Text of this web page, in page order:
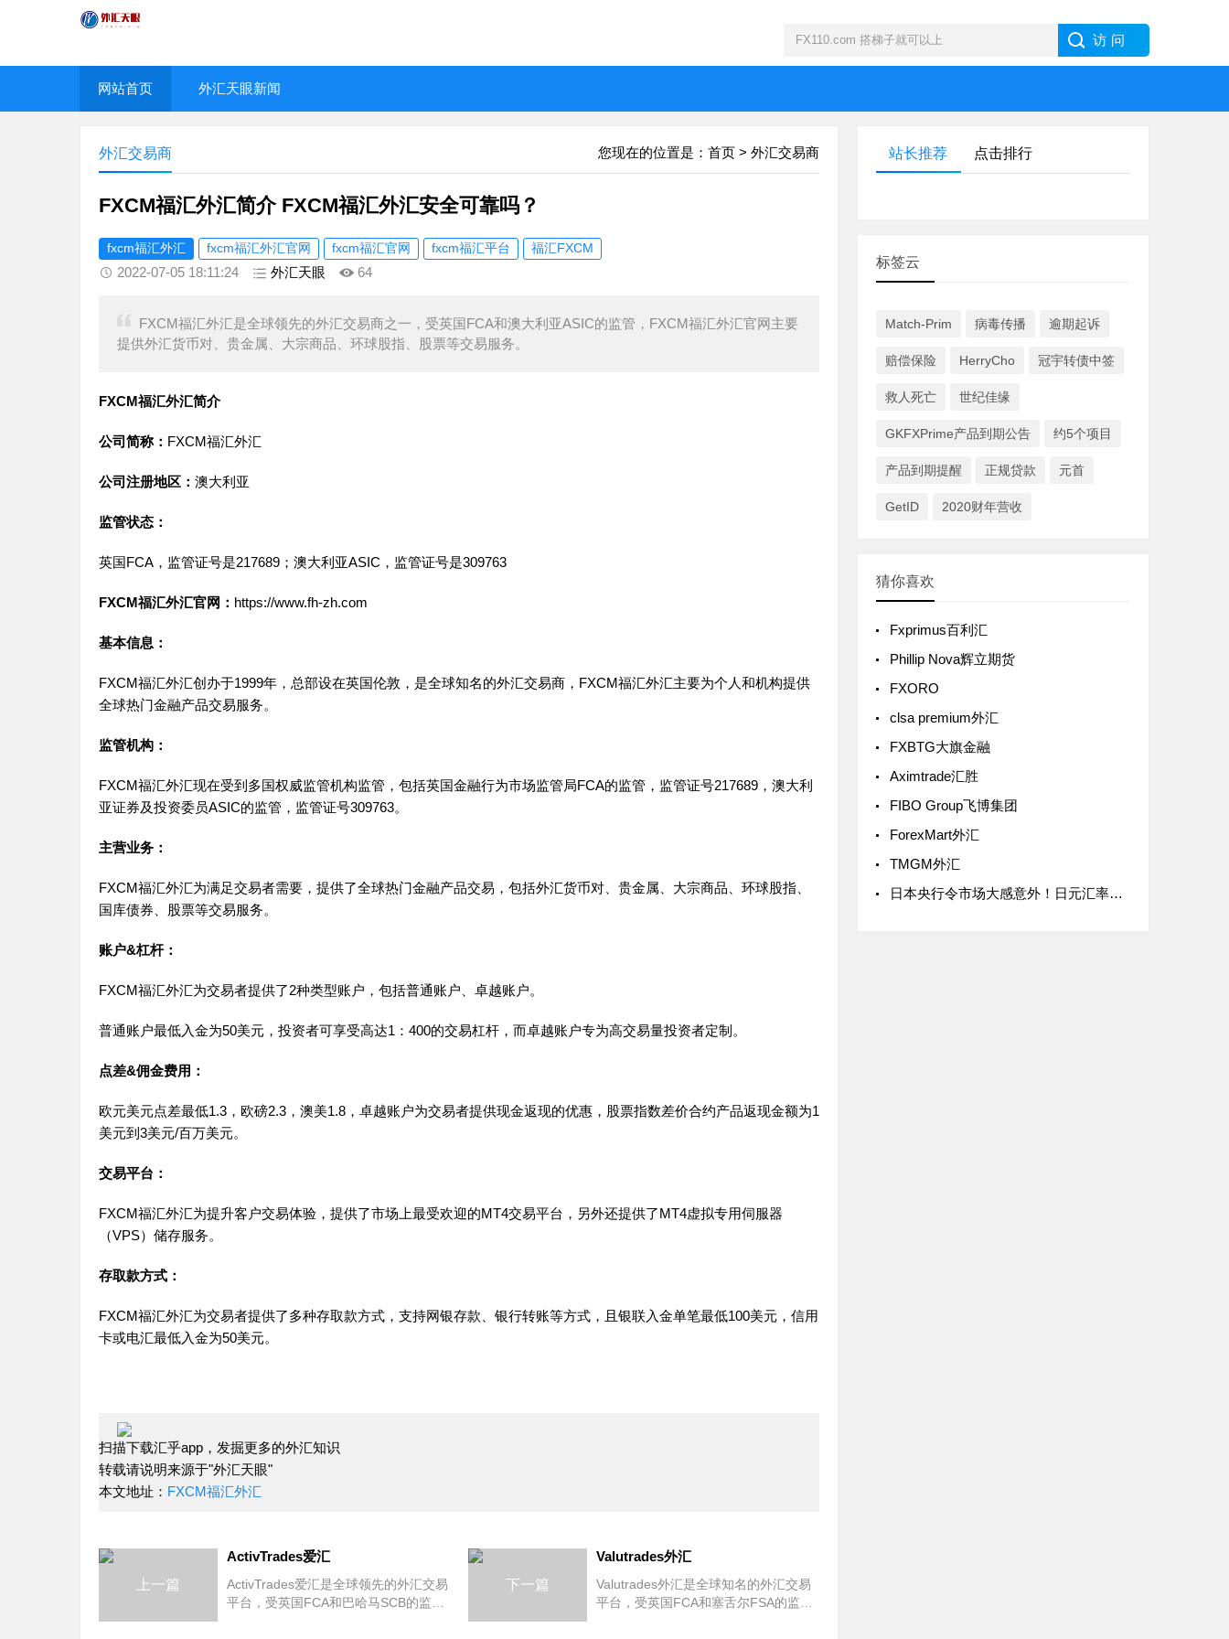
网站首页 外汇天眼新闻
您现在的位置是： 首页 > 外汇交易商
外汇交易商
FXCM福汇外汇简介 FXCM福汇外汇安全可靠吗？
fxcm福汇外汇 fxcm福汇外汇官网 fxcm福汇官网 fxcm福汇平台 福汇FXCM
2022-07-05 18:11:24 外汇天眼 64
FXCM福汇外汇是全球领先的外汇交易商之一，受英国FCA和澳大利亚ASIC的监管，FXCM福汇外汇官网主要
提供外汇货币对、贵金属、大宗商品、环球股指、股票等交易服务。
FXCM福汇外汇简介
公司简称： FXCM福汇外汇
公司注册地区： 澳大利亚
监管状态：
英国FCA，监管证号是217689；澳大利亚ASIC，监管证号是309763
FXCM福汇外汇官网： https://www.fh-zh.com
基本信息：
FXCM福汇外汇创办于1999年，总部设在英国伦敦，是全球知名的外汇交易商，FXCM福汇外汇主要为个人和机构提供
全球热门金融产品交易服务。
监管机构：
FXCM福汇外汇现在受到多国权威监管机构监管，包括英国金融行为市场监管局FCA的监管，监管证号217689，澳大利
亚证券及投资委员ASIC的监管，监管证号309763。
主营业务：
FXCM福汇外汇为满足交易者需要，提供了全球热门金融产品交易，包括外汇货币对、贵金属、大宗商品、环球股指、
国库债券、股票等交易服务。
账户&杠杆：
FXCM福汇外汇为交易者提供了2种类型账户，包括普通账户、卓越账户。
普通账户最低入金为50美元，投资者可享受高达1：400的交易杠杆，而卓越账户专为高交易量投资者定制。
点差&佣金费用：
欧元美元点差最低1.3，欧磅2.3，澳美1.8，卓越账户为交易者提供现金返现的优惠，股票指数差价合约产品返现金额为1
美元到3美元/百万美元。
交易平台：
FXCM福汇外汇为提升客户交易体验，提供了市场上最受欢迎的MT4交易平台，另外还提供了MT4虚拟专用伺服器
（VPS）储存服务。
存取款方式：
FXCM福汇外汇为交易者提供了多种存取款方式，支持网银存款、银行转账等方式，且银联入金单笔最低100美元，信用
卡或电汇最低入金为50美元。
扫描下载汇乎app，发掘更多的外汇知识
转载请说明来源于"外汇天眼"
本文地址： FXCM福汇外汇
上一篇
ActivTrades爱汇
ActivTrades爱汇是全球领先的外汇交易
平台，受英国FCA和巴哈马SCB的监
下一篇
Valutrades外汇
Valutrades外汇是全球知名的外汇交易
平台，受英国FCA和塞舌尔FSA的监
站长推荐 点击排行
标签云
Match-Prim 病毒传播 逾期起诉
赔偿保险 HerryCho 冠宇转债中签
救人死亡 世纪佳缘
GKFXPrime产品到期公告 约5个项目
产品到期提醒 正规贷款 元首
GetID 2020财年营收
猜你喜欢
Fxprimus百利汇
Phillip Nova辉立期货
FXORO
clsa premium外汇
FXBTG大旗金融
Aximtrade汇胜
FIBO Group飞博集团
ForexMart外汇
TMGM外汇
日本央行令市场大感意外！日元汇率重挫0.7%，重回150关口